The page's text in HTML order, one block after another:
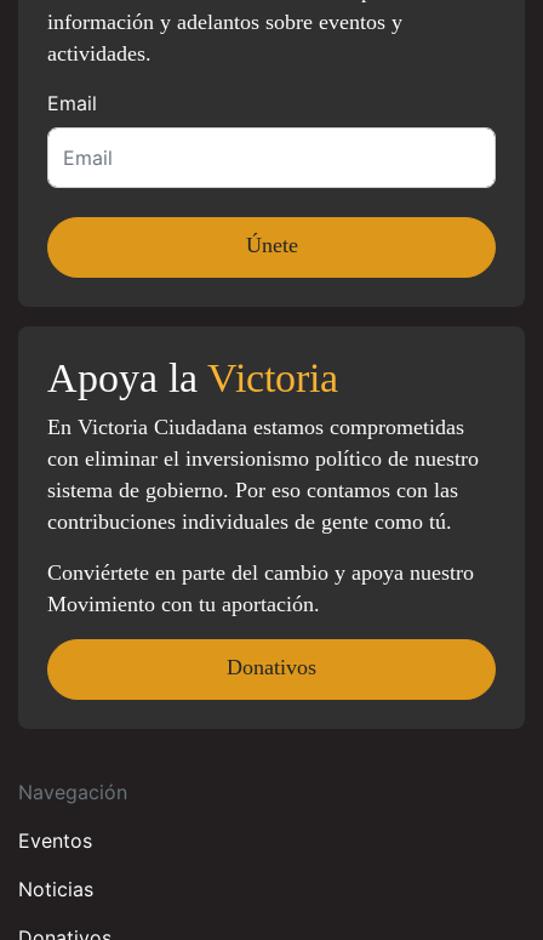
información y adelantos sobre eventos y
actividades.
Email
Apoya la Victoria
En Victoria Ciudadana estamos comprometidas
con eliminar el inversionismo político de nuestro
sistema de gobierno. Por eso contamos con las
contribuciones individuales de gente como tú.
Conviértete en parte del cambio y apoya nuestro
Movimiento con tu aportación.
Donativos
Navegación
Eventos
Noticias